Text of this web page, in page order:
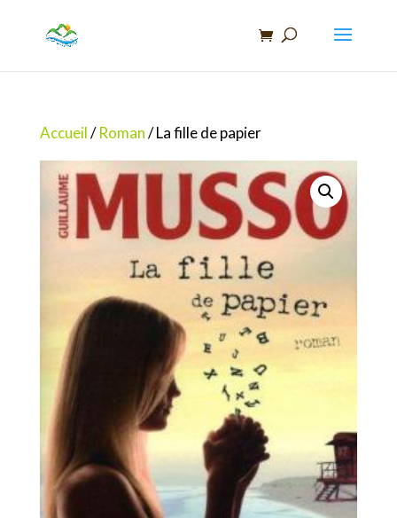
Accueil/Roman/ La fille de papier